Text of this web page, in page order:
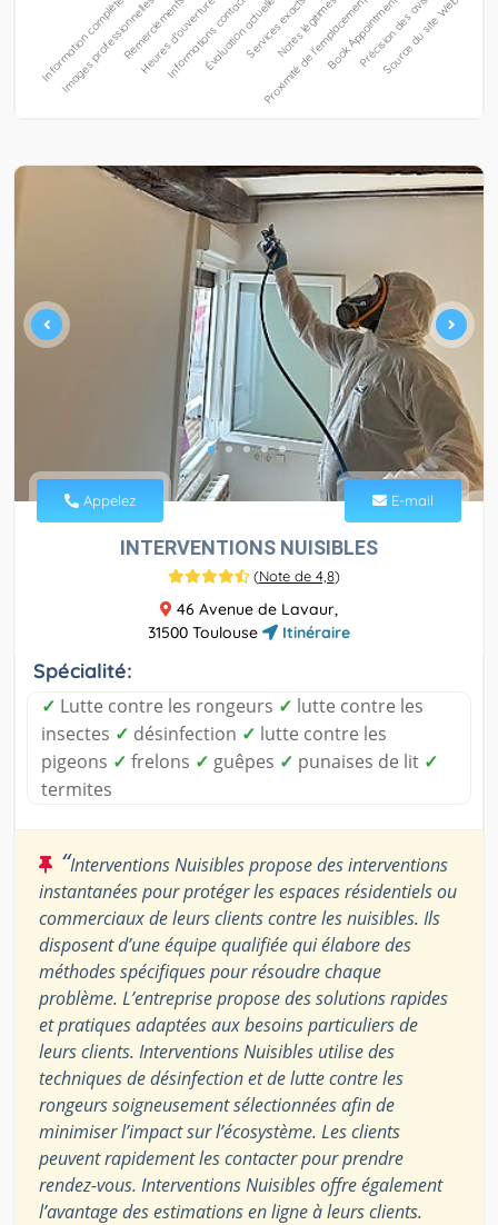
Appelez E-mail
INTERVENTIONS NUISIBLES
(Note de 4,8)
46 Avenue de Lavaur,
31500 Toulouse
Itinéraire
Spécialité:
✓ Lutte contre les rongeurs ✓ lutte contre les
insectes ✓ désinfection ✓ lutte contre les
pigeons ✓ frelons ✓ guêpes ✓ punaises de lit ✓
termites
“Interventions Nuisibles propose des interventions
instantanées pour protéger les espaces résidentiels ou
commerciaux de leurs clients contre les nuisibles. Ils
disposent d’une équipe qualifiée qui élabore des
méthodes spécifiques pour résoudre chaque
problème. L’entreprise propose des solutions rapides
et pratiques adaptées aux besoins particuliers de
leurs clients. Interventions Nuisibles utilise des
techniques de désinfection et de lutte contre les
rongeurs soigneusement sélectionnées afin de
minimiser l’impact sur l’écosystème. Les clients
peuvent rapidement les contacter pour prendre
rendez-vous. Interventions Nuisibles offre également
l’avantage des estimations en ligne à leurs clients.